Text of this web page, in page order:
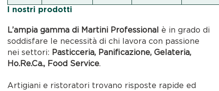
I nostri prodotti
L’ampia gamma di Martini Professional è in grado di
soddisfare le necessità di chi lavora con passione
nei settori: Pasticceria, Panificazione, Gelateria,
Ho.Re.Ca., Food Service.
Artigiani e ristoratori trovano risposte rapide ed